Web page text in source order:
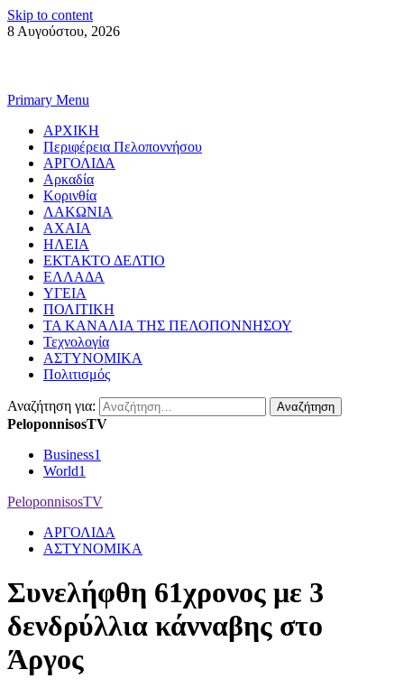
Skip to content
8 Αυγούστου, 2026
Primary Menu
ΑΡΧΙΚΗ
Περιφέρεια Πελοποννήσου
ΑΡΓΟΛΙΔΑ
Αρκαδία
Κορινθία
ΛΑΚΩΝΙΑ
ΑΧΑΙΑ
ΗΛΕΙΑ
ΕΚΤΑΚΤΟ ΔΕΛΤΙΟ
ΕΛΛΑΔΑ
ΥΓΕΙΑ
ΠΟΛΙΤΙΚΗ
ΤΑ ΚΑΝΑΛΙΑ ΤΗΣ ΠΕΛΟΠΟΝΝΗΣΟΥ
Τεχνολογία
ΑΣΤΥΝΟΜΙΚΑ
Πολιτισμός
Αναζήτηση για:
PeloponnisosTV
Business1
World1
PeloponnisosTV
ΑΡΓΟΛΙΔΑ
ΑΣΤΥΝΟΜΙΚΑ
Συνελήφθη 61χρονος με 3
δενδρύλλια κάνναβης στο
Άργος